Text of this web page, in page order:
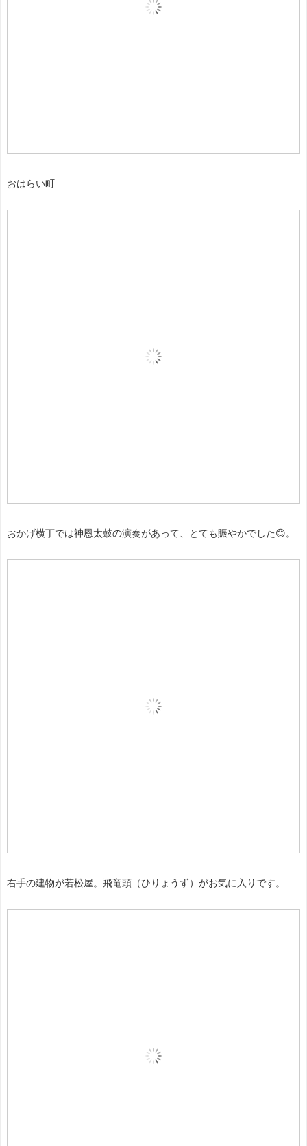
おはらい町
おかげ横丁では神恩太鼓の演奏があって、とても賑やかでした😊。
右手の建物が若松屋。飛竜頭（ひりょうず）がお気に入りです。